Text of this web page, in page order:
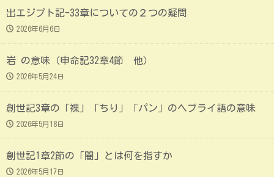
出エジプト記-33章についての２つの疑問
2026年6月6日
岩 の意味（申命記32章4節 他）
2026年5月24日
創世記3章の「裸」「ちり」「パン」のヘブライ語の意味
2026年5月18日
創世記1章2節の「闇」とは何を指すか
2026年5月17日